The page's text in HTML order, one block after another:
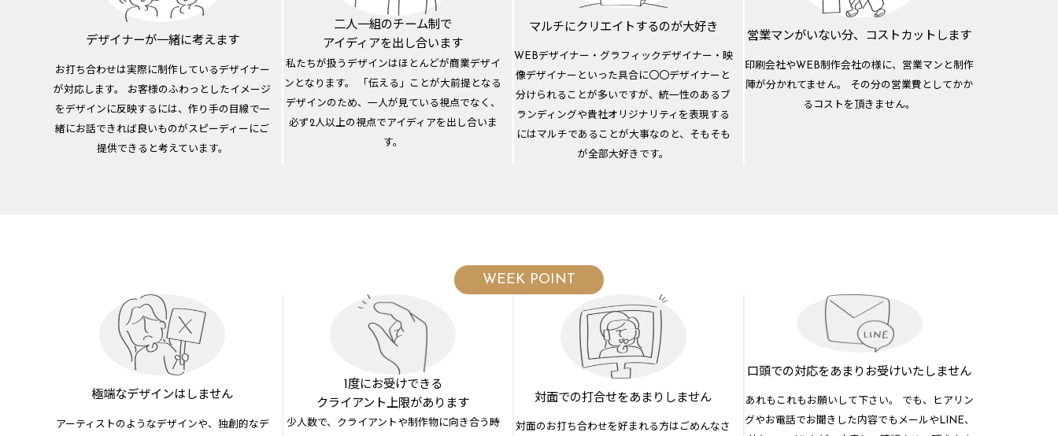
デザイナーが一緒に考えます
お打ち合わせは実際に制作しているデザイナー
が対応します。 お客様のふわっとしたイメージ
をデザインに反映するには、作り手の目線で一
緒にお話できれば良いものがスピーディーにご
提供できると考えています。
二人一組のチーム制で
アイディアを出し合います
私たちが扱うデザインはほとんどが商業デザイ
ンとなります。 「伝える」ことが大前提となる
デザインのため、一人が見ている視点でなく、
必ず2人以上の視点でアイディアを出し合いま
す。
マルチにクリエイト するのが大好き
WEBデザイナー・グラフィックデザイナー・映
像デザイナーといった具合に〇〇デザイナーと
分けられることが多いですが、統一性のあるブ
ランディングや貴社オリジナリティを表現する
にはマルチであることが大事なのと、そもそも
が全部大好きです。
営業マンがいない分、 コストカットします
印刷会社やWEB制作会社の様に、営業マンと制作
陣が分かれてません。 その分の営業費としてかか
るコストを頂きません。
WEEK POINT
極端なデザインはしません
アーティストのようなデザインや、独創的なデ
1度にお受けできる
クライアント上限があります
少人数で、クライアントや制作物に向き合う時
対面での打合せをあまりしません
対面のお打ち合わせを好まれる方はごめんなさ
口頭での対応をあまりお受けいたしません
あれもこれもお願いして下さい。 でも、ヒアリン
グやお電話でお聞きした内容でもメールやLINE、